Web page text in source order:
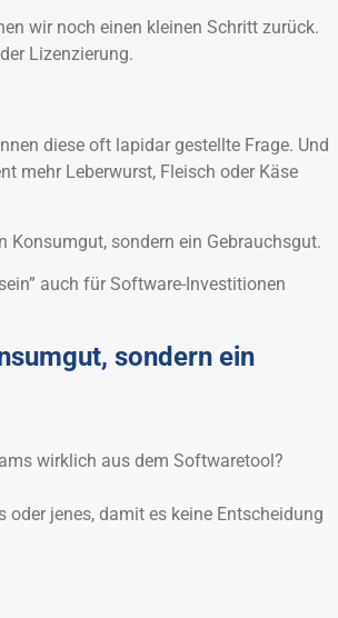
wir noch einen kleinen Schritt zurück.
Lizenzierung.
diese oft lapidar gestellte Frage. Und
mehr Leberwurst, Fleisch oder Käse
sondern ein Gebrauchsgut.
auch für Software-Investitionen
sondern ein
wirklich aus dem Softwaretool?
jenes, damit es keine Entscheidung